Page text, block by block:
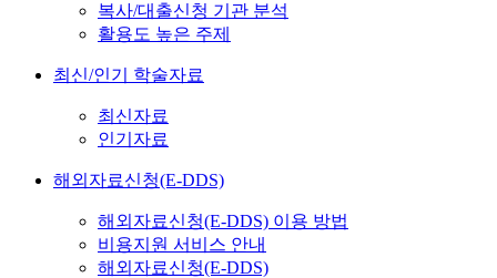
복사/대출신청 기관 분석
활용도 높은 주제
최신/인기 학술자료
최신자료
인기자료
해외자료신청(E-DDS)
해외자료신청(E-DDS) 이용 방법
비용지원 서비스 안내
해외자료신청(E-DDS)